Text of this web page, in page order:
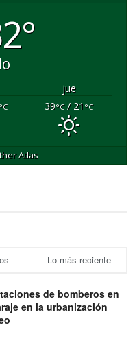
jue
°C 39°C/ 21 °C
Atlas
Lo más reciente
de bomberos en
en la urbanización